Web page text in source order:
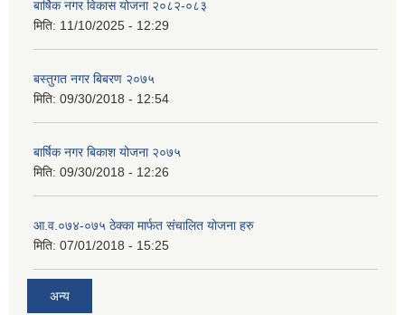
बार्षिक नगर विकास योजना २०८२-०८३
मिति: 11/10/2025 - 12:29
बस्तुगत नगर बिबरण २०७५
मिति: 09/30/2018 - 12:54
बार्षिक नगर बिकाश योजना २०७५
मिति: 09/30/2018 - 12:26
आ.व.०७४-०७५ ठेक्का मार्फत संचालित योजना हरु
मिति: 07/01/2018 - 15:25
अन्य